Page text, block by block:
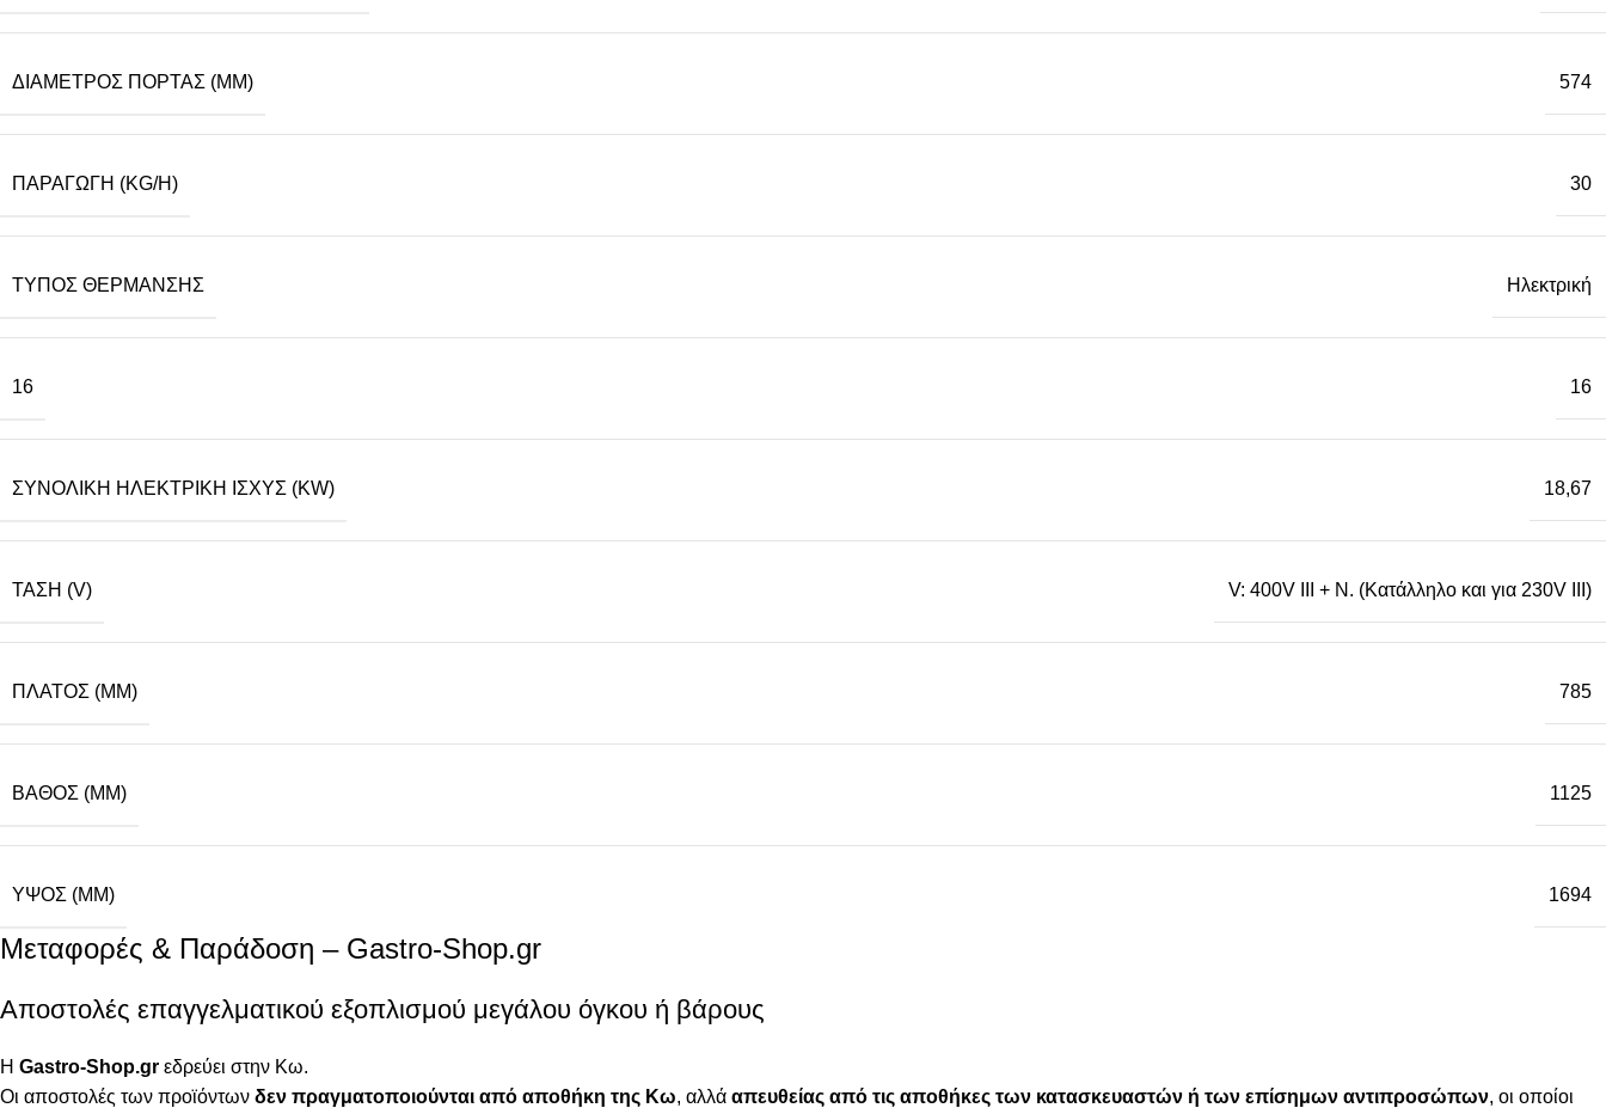
ΔΙΆΜΕΤΡΟΣ ΠΌΡΤΑΣ (MM) 574
ΠΑΡΑΓΩΓΉ (KG/H) 30
ΤΎΠΟΣ ΘΈΡΜΑΝΣΗΣ Ηλεκτρική
16 16
ΣΥΝΟΛΙΚΉ ΗΛΕΚΤΡΙΚΉ ΙΣΧΎΣ (KW) 18,67
ΤΆΣΗ (V) V: 400V III + N. (Κατάλληλο και για 230V III)
ΠΛΆΤΟΣ (MM) 785
ΒΆΘΟΣ (MM) 1125
ΥΨΟΣ (MM) 1694
Μεταφορές & Παράδοση – Gastro-Shop.gr
Αποστολές επαγγελματικού εξοπλισμού μεγάλου όγκου ή βάρους
Η Gastro-Shop.gr εδρεύει στην Κω.
Οι αποστολές των προϊόντων δεν πραγματοποιούνται από αποθήκη της Κω, αλλά απευθείας από τις αποθήκες των κατασκευαστών ή των επίσημων αντιπροσώπων, οι οποίοι